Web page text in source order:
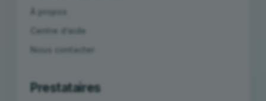
À propos
Centre d’aide
Nous contacter
Prestataires